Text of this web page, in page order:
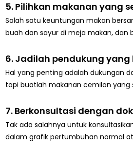
5. Pilihkan makanan yang
Salah satu keuntungan makan
buah dan sayur di meja makan, dan
6. Jadilah pendukung yang
Hal yang penting adalah dukungan
tapi buatlah makanan cemilan
7. Berkonsultasi dengan
Tak ada salahnya untuk
dalam grafik pertumbuhan normal